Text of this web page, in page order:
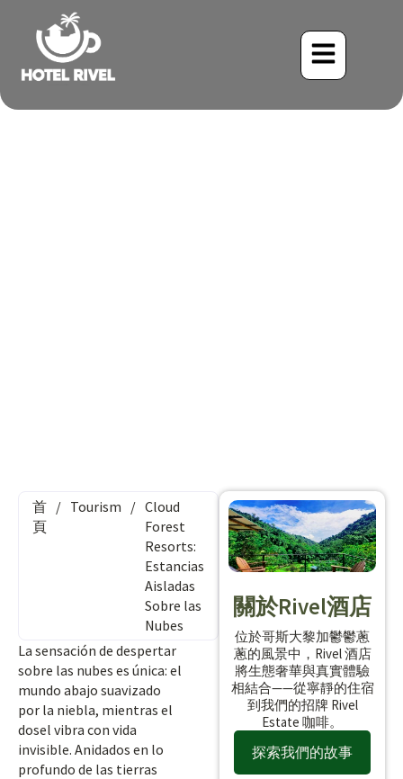
首
頁
/ Tourism / Cloud
Forest
Resorts:
Estancias
Aisladas
Sobre las
Nubes
La sensación de despertar
sobre las nubes es única: el
mundo abajo suavizado
por la niebla, mientras el
dosel vibra con vida
invisible. Anidados en lo
profundo de las tierras
關於Rivel酒店
位於哥斯大黎加鬱鬱蔥
蔥的風景中，Rivel 酒店
將生態奢華與真實體驗
相結合——從寧靜的住宿
到我們的招牌 Rivel
Estate 咖啡。
探索我們的故事